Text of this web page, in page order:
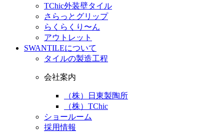
TChic外装壁タイル
さらっとグリップ
らくらくり〜ん
アウトレット
SWANTILEについて
タイルの製造工程
会社案内
（株）日東製陶所
（株）TChic
ショールーム
採用情報